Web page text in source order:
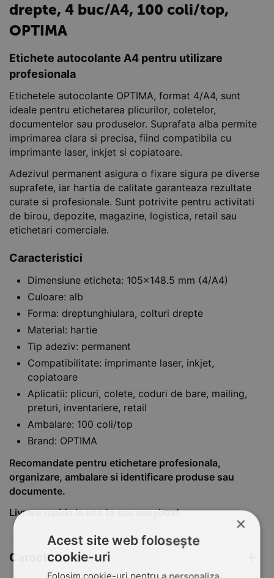
drepte, 4 buc/A4, 100 coli/top,
OPTIMA
Etichete autocolante A4 pentru utilizare
profesionala
Etichetele autocolante OPTIMA, format 4/A4, sunt
ideale pentru etichetarea plicurilor, coletelor,
documentelor sau produselor. Suprafata alba permite
imprimarea clara si precisa, fiind compatibila cu
imprimante laser, inkjet si copiatoare.
Adezivul permanent asigura o fixare sigura pe diverse
suprafete, iar hartia de calitate garanteaza rezultate
curate si profesionale. Sunt potrivite pentru activitati
de birou, depozite, magazine, logistica, retail sau
etichetari comerciale.
Caracteristici
Dimensiune eticheta: 105x148.5 mm (4/A4)
Culoare: alb
Forma: dreptunghiulara, colturi drepte
Material: hartie
Tip adeziv: permanent
Compatibilitate: imprimante laser, inkjet,
copiatoare
Aplicatii: plicuri, colete, coduri de bare, mailing,
preturi, inventariere, retail
Ambalare: 100 coli/top
Brand: OPTIMA
Recomandate pentru etichetare profesionala,
organizare, ambalare si identificare produse sau
documente.
Livrare rapida la usa ta sau easybox!
Caracteristici
×
Acest site web folosește
cookie-uri